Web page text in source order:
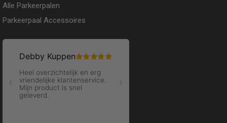
Alle Parkeerpalen
Parkeerpaal Accessoires